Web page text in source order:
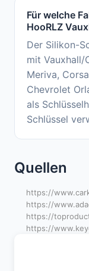
Für welche
HooRLZ
Der Silikon-
mit Vauxhall/
Meriva,
Chevrolet
als
Schlüssel
Quellen
https://
https://
https://
https://